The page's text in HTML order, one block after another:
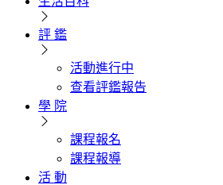
評 鑑
活動進行中
查看評鑑報告
學 院
課程報名
課程報導
活 動